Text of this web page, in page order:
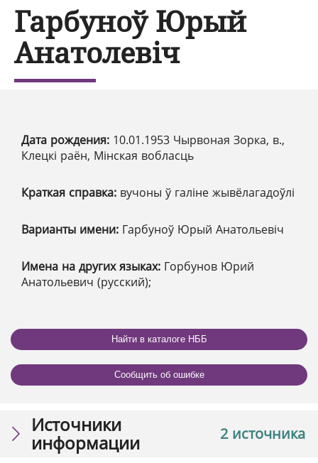
Гарбуноў Юрый
Анатолевіч
Дата рождения: 10.01.1953 Чырвоная Зорка, в.,
Клецкі раён, Мінская вобласць
Краткая справка: вучоны ў галіне жывёлагадоўлі
Варианты имени: Гарбуноў Юрый Анатольевіч
Имена на других языках: Горбунов Юрий
Анатольевич (русский);
Найти в каталоге НББ
Сообщить об ошибке
2 источника
Источники
информации